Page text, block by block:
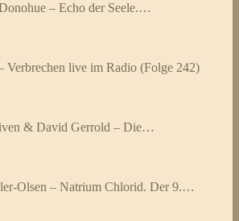
– Echo der Seele.…
live im Radio (Folge 242)
& David Gerrold – Die…
Olsen – Natrium Chlorid. Der 9.…